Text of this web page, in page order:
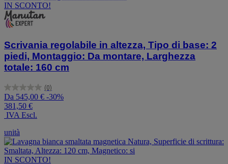
IN SCONTO!
Scrivania regolabile in altezza, Tipo di base: 2
piedi, Montaggio: Da montare, Larghezza
totale: 160 cm
(0)
0.0
su
5
stelle.
Da 545,00 € -30%
381,50 €
IVA Escl.
unità
IN SCONTO!